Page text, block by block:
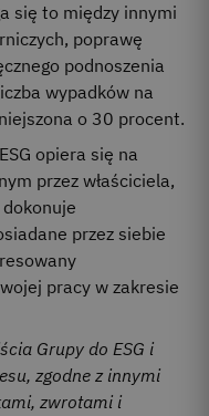
się to między innymi
poprawę
podnoszenia
wypadków na
o 30 procent.
opiera się na
przez właściciela,
przez siebie
pracy w zakresie
Grupy do ESG i
zgodne z innymi
zwrotami i